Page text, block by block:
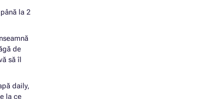
la 2
de
să îl
daily,
la ce